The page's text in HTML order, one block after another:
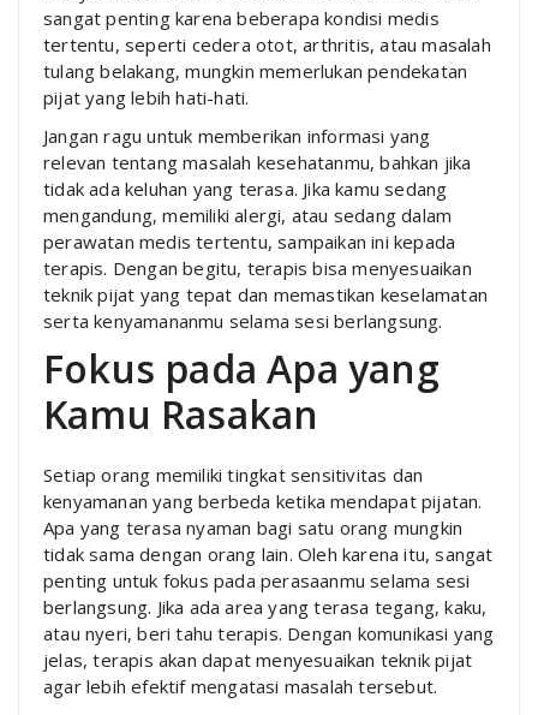
sangat penting karena beberapa kondisi medis
tertentu, seperti cedera otot, arthritis, atau masalah
tulang belakang, mungkin memerlukan pendekatan
pijat yang lebih hati-hati.
Jangan ragu untuk memberikan informasi yang
relevan tentang masalah kesehatanmu, bahkan jika
tidak ada keluhan yang terasa. Jika kamu sedang
mengandung, memiliki alergi, atau sedang dalam
perawatan medis tertentu, sampaikan ini kepada
terapis. Dengan begitu, terapis bisa menyesuaikan
teknik pijat yang tepat dan memastikan keselamatan
serta kenyamananmu selama sesi berlangsung.
Fokus pada Apa yang
Kamu Rasakan
Setiap orang memiliki tingkat sensitivitas dan
kenyamanan yang berbeda ketika mendapat pijatan.
Apa yang terasa nyaman bagi satu orang mungkin
tidak sama dengan orang lain. Oleh karena itu, sangat
penting untuk fokus pada perasaanmu selama sesi
berlangsung. Jika ada area yang terasa tegang, kaku,
atau nyeri, beri tahu terapis. Dengan komunikasi yang
jelas, terapis akan dapat menyesuaikan teknik pijat
agar lebih efektif mengatasi masalah tersebut.